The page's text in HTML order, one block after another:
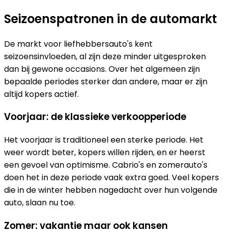
Seizoenspatronen in de automarkt
De markt voor liefhebbersauto's kent
seizoensinvloeden, al zijn deze minder uitgesproken
dan bij gewone occasions. Over het algemeen zijn
bepaalde periodes sterker dan andere, maar er zijn
altijd kopers actief.
Voorjaar: de klassieke verkoopperiode
Het voorjaar is traditioneel een sterke periode. Het
weer wordt beter, kopers willen rijden, en er heerst
een gevoel van optimisme. Cabrio's en zomerauto's
doen het in deze periode vaak extra goed. Veel kopers
die in de winter hebben nagedacht over hun volgende
auto, slaan nu toe.
Zomer: vakantie maar ook kansen